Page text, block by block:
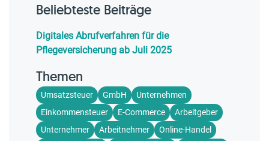
Beliebteste Beiträge
Digitales Abrufverfahren für die
Pflegeversicherung ab Juli 2025
Themen
Umsatzsteuer GmbH
Unternehmen
Einkommensteuer
E-Commerce
Arbeitgeber
Unternehmer
Arbeitnehmer
Online-Handel